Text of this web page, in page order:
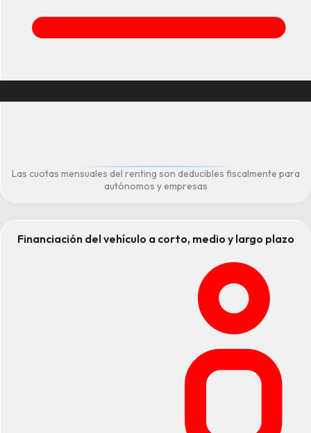
Las cuotas mensuales del renting son deducibles fiscalmente para
autónomos y empresas
Financiación del vehículo a corto, medio y largo plazo